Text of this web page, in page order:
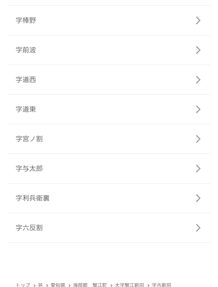
字棒野
字前波
字道西
字道東
字宮ノ割
字与太郎
字利兵衛裏
字六反割
トップ 丼 愛知県 海部郡 蟹江町 大字蟹江新田 字古新田